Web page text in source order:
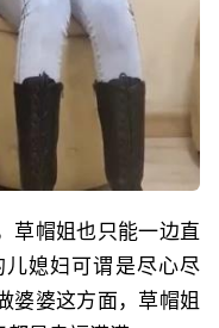
草帽姐也只能一边直
媳妇可谓是尽心尽
婆婆这方面，草帽姐